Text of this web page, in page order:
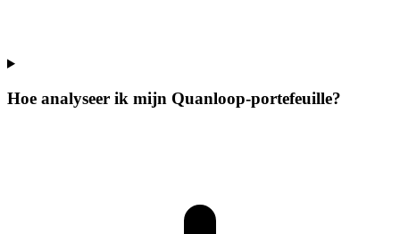
Hoe analyseer ik mijn Quanloop-portefeuille?